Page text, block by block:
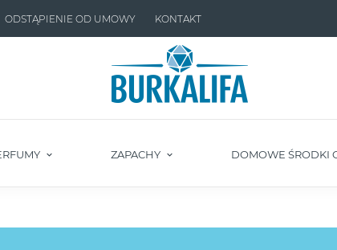
ODSTĄPIENIE OD UMOWY KONTAKT
ZAPACHY DOMOWE ŚRODKI